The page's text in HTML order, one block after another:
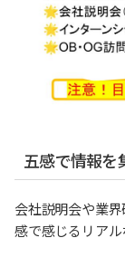
五感で情報を
会社説明会や業
感で感じるリアル